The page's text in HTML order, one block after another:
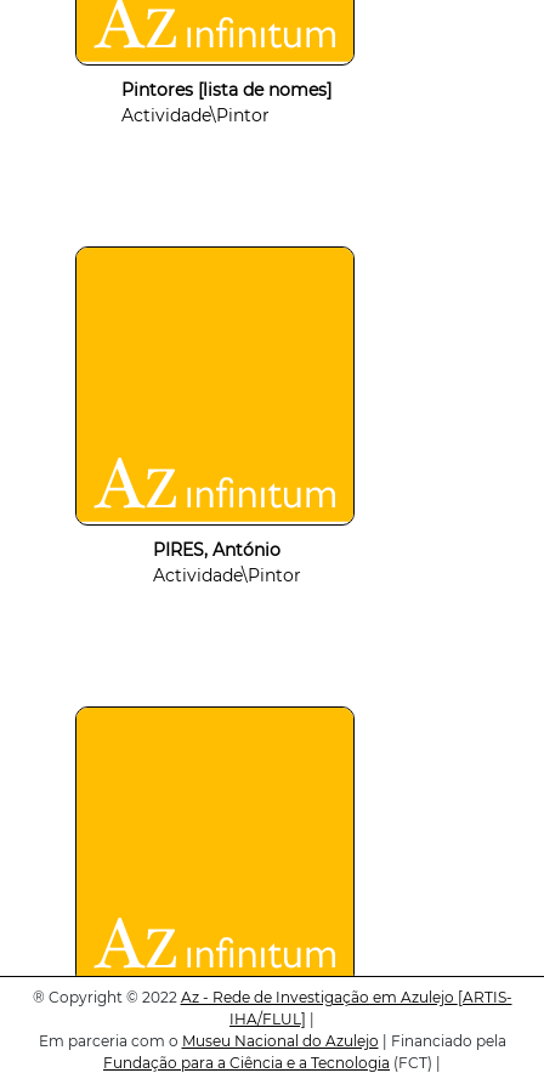
Pintores [lista de nomes]
Actividade\Pintor
PIRES, António
Actividade\Pintor
PORTO, João do
Actividade\Ladrilhador
® Copyright © 2022 Az - Rede de Investigação em Azulejo [ARTIS-
IHA/FLUL]
Em parceria com o Museu Nacional do Azulejo | Financiado pela
Fundação para a Ciência e a Tecnologia (FCT) |